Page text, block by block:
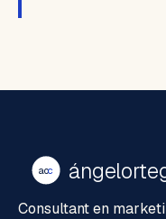
aoc
Consultant en